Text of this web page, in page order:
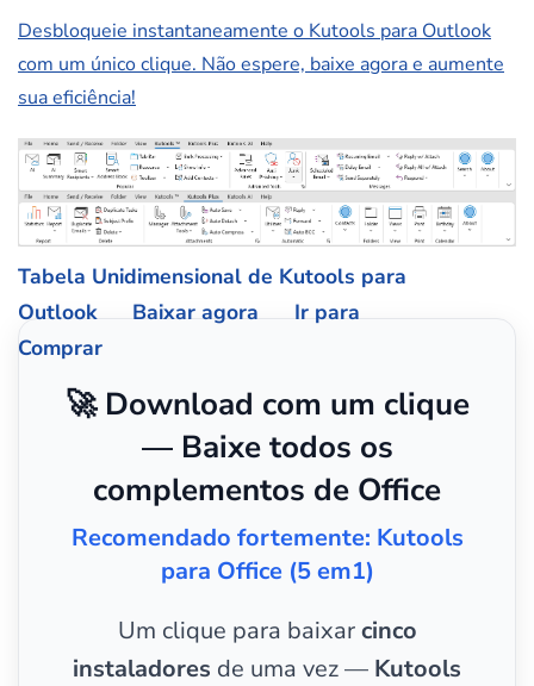
Desbloqueie instantaneamente o Kutools para Outlook
com um único clique. Não espere, baixe agora e aumente
sua eficiência!
Tabela Unidimensional de Kutools para
Outlook
Baixar agora
Ir para
Comprar
🚀 Download com um clique
— Baixe todos os
complementos de Office
Recomendado fortemente: Kutools
para Office (5 em1)
Um clique para baixarcinco
instaladores de uma vez — Kutools